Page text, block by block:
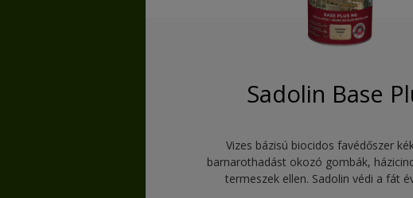
Sadolin Base
Vizes bázisú biocidos favédőszer
barnarothadást okozó gombák,
termeszek ellen. Sadolin védi a fát